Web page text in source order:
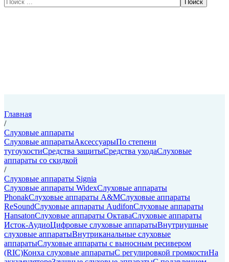
Главная
/
Слуховые аппараты
Слуховые аппаратыАксессуарыПо степени
тугоухостиСредства защитыСредства уходаСлуховые
аппараты со скидкой
/
Слуховые аппараты Signia
Слуховые аппараты WidexСлуховые аппараты
PhonakСлуховые аппараты A&MСлуховые аппараты
ReSoundСлуховые аппараты AudifonСлуховые аппараты
HansatonСлуховые аппараты ОктаваСлуховые аппараты
Исток-АудиоЦифровые слуховые аппаратыВнутриушные
слуховые аппаратыВнутриканальные слуховые
аппаратыСлуховые аппараты с выносным ресивером
(RIC)Конха слуховые аппаратыС регулировкой громкостиНа